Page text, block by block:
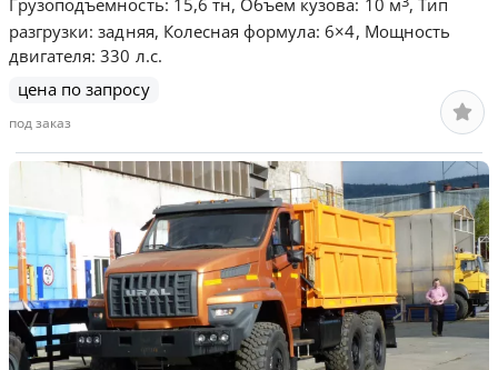
Грузоподъемность: 15,6 тн, Объем кузова: 10 м , Тип
разгрузки: задняя, Колесная формула: 6×4, Мощность
двигателя: 330 л.с.
цена по запросу
под заказ